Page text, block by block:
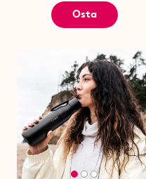
Osta